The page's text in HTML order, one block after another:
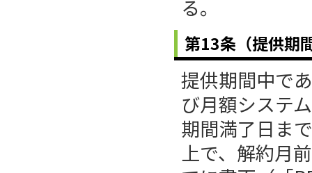
る。
第13条（提供期
提供期間中で
び月額システ
期間満了日ま
上で、解約月